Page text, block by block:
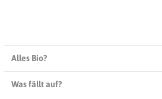
Alles Bio?
Was fällt auf?